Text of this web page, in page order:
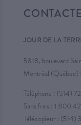
JOUR DE LA
5818, boulevard
Montréal (Québec)
Téléphone : (514)
Sans frais : 1 800
Télécopieur :